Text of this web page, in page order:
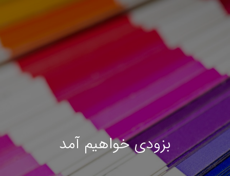
بزودی خواهیم آمد